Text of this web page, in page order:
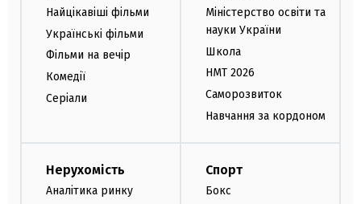
Найцікавіші фільми
Українські фільми
Фільми на вечір
Комедії
Серіали
Міністерство освіти та
науки України
Школа
НМТ 2026
Саморозвиток
Навчання за кордоном
Нерухомість
Аналітика ринку
Спорт
Бокс